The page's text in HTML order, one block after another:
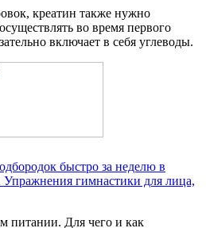
креатин также нужно
во время первого
включает в себя углеводы.
быстро за неделю в
гимнастики для лица,